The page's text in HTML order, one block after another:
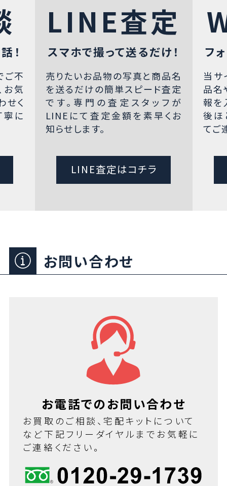
！
ご不
お気
せく
寧に
LINE査定
スマホで撮って送るだけ！
売りたいお品物の写真と商品名
を送るだけの簡単スピード査定
です。専門の査定スタッフが
LINEにて査定金額を素早くお
知らせします。
LINE査定はコチラ
フ
当サ
品名
報を
後ほ
てご
お問い合わせ
お電話でのお問い合わせ
お買取のご相談、宅配キットについて
など下記フリーダイヤルまでお気軽に
ご連絡ください。